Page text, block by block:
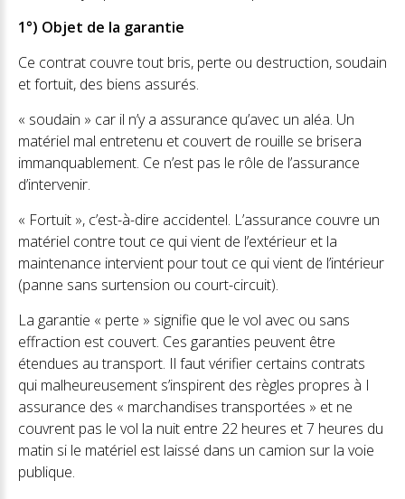
1°) Objet de la garantie
Ce contrat couvre tout bris, perte ou destruction, soudain
et fortuit, des biens assurés.
« soudain » car il n’y a assurance qu’avec un aléa. Un
matériel mal entretenu et couvert de rouille se brisera
immanquablement. Ce n’est pas le rôle de l’assurance
d’intervenir.
« Fortuit », c’est-à-dire accidentel. L’assurance couvre un
matériel contre tout ce qui vient de l’extérieur et la
maintenance intervient pour tout ce qui vient de l’intérieur
(panne sans surtension ou court-circuit).
La garantie « perte » signifie que le vol avec ou sans
effraction est couvert. Ces garanties peuvent être
étendues au transport. Il faut vérifier certains contrats
qui malheureusement s’inspirent des règles propres à I
assurance des « marchandises transportées » et ne
couvrent pas le vol la nuit entre 22 heures et 7 heures du
matin si le matériel est laissé dans un camion sur la voie
publique.